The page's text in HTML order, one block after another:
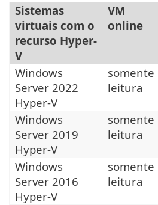
Sistemas
virtuais com o
recurso Hyper-
V
VM
online
Windows
Server 2022
Hyper-V
somente
leitura
Windows
Server 2019
Hyper-V
somente
leitura
Windows
Server 2016
Hyper-V
somente
leitura